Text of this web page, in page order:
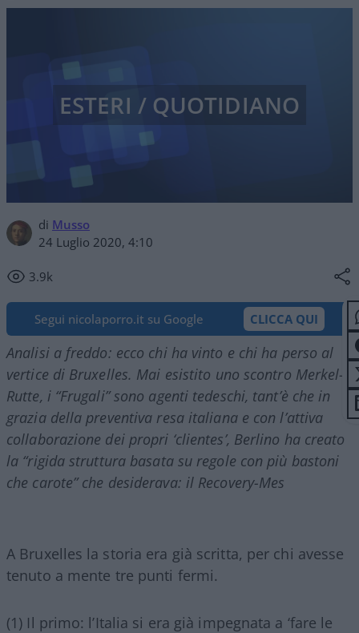
di Musso
24 Luglio 2020, 4:10
3.9k
ESTERI / QUOTIDIANO
Segui nicolaporro.it su Google CLICCA QUI
Analisi a freddo: ecco chi ha vinto e chi ha perso al
vertice di Bruxelles. Mai esistito uno scontro Merkel-
Rutte, i “Frugali” sono agenti tedeschi, tant’è che in
grazia della preventiva resa italiana e con l’attiva
collaborazione dei propri ‘clientes’, Berlino ha creato
la “rigida struttura basata su regole con più bastoni
che carote” che desiderava: il Recovery-Mes
A Bruxelles la storia era già scritta, per chi avesse
tenuto a mente tre punti fermi.
(1) Il primo: l’Italia si era già impegnata a ‘fare le